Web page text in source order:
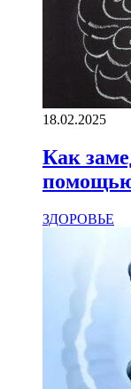
18.02.2025
Как
ЗДОРОВЬЕ